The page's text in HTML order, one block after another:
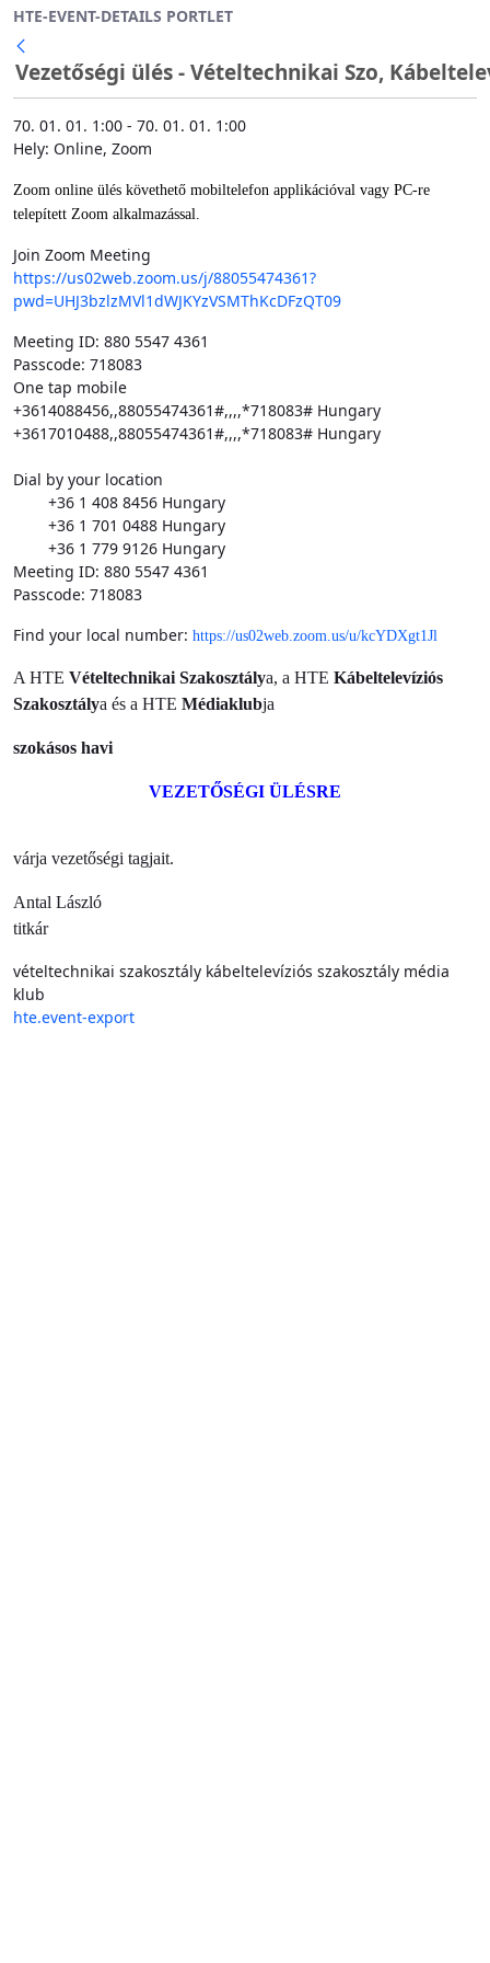
Ugrás a fő tartalomhoz
HTE-EVENT-DETAILS PORTLET
Vezetőségi ülés - Vételtechnikai Szo,
70. 01. 01. 1:00 - 70. 01. 01. 1:00
Hely: Online, Zoom
Zoom online ülés követhető mobiltelefon applikációval vagy PC-re
telepített Zoom alkalmazással.
Join Zoom Meeting
https://us02web.zoom.us/j/88055474361?
pwd=UHJ3bzlzMVl1dWJKYzVSMThKcDFzQT09
Meeting ID: 880 5547 4361
Passcode: 718083
One tap mobile
+3614088456,,88055474361#,,,,*718083# Hungary
+3617010488,,88055474361#,,,,*718083# Hungary
Dial by your location
+36 1 408 8456 Hungary
+36 1 701 0488 Hungary
+36 1 779 9126 Hungary
Meeting ID: 880 5547 4361
Passcode: 718083
Find your local number: https://us02web.zoom.us/u/kcYDXgt1Jl
A HTE Vételtechnikai Szakosztálya, a HTE Kábeltelevíziós
Szakosztálya és a HTE Médiaklubja
szokásos havi
VEZETŐSÉGI ÜLÉSRE
várja vezetőségi tagjait.
Antal László
titkár
vételtechnikai szakosztály kábeltelevíziós szakosztály média
klub
hte.event-export